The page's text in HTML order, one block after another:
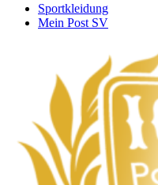
Sportkleidung
Mein Post SV